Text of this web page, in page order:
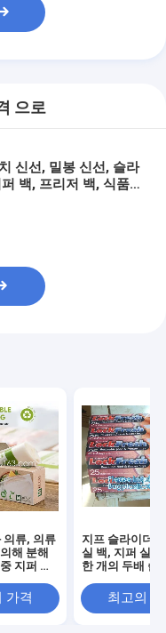
으로
신선, 밀봉 신선, 슬라
백, 프리저 백, 식품
의류, 의류
해 분해
지퍼 가
가격
지프 슬라이더
실 백, 지퍼 실
한 개의 두배 슬
리트
최고의